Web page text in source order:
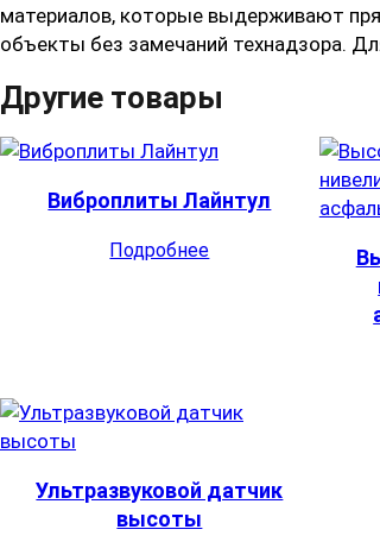
материалов, которые выдерживают
объекты без замечаний технадзора.
Другие товары
Виброплиты Лайнтул
Подробнее
Ультразвуковой датчик
высоты